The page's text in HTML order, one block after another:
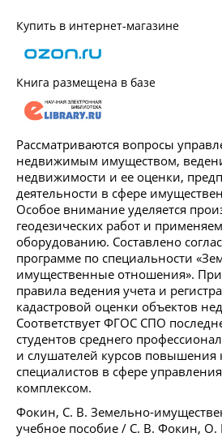
Купить в интернет-магазине
Книга размещена в базе
Рассматриваются вопросы
недвижимым имуществом,
недвижимости и ее оценки,
деятельности в сфере
Особое внимание уделяется
геодезических работ и
оборудованию. Составлено
программе по специальности
имущественные отношения».
правила ведения учета и
кадастровой оценки объектов
Соответствует ФГОС СПО
студентов среднего
и слушателей курсов повышения
специалистов в сфере
комплексом.
Фокин, С. В. Земельно-
учебное пособие / С. В. Фокин,